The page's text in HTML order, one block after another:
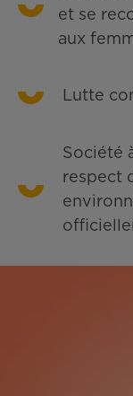
et se
aux
Lutte
Société
respect